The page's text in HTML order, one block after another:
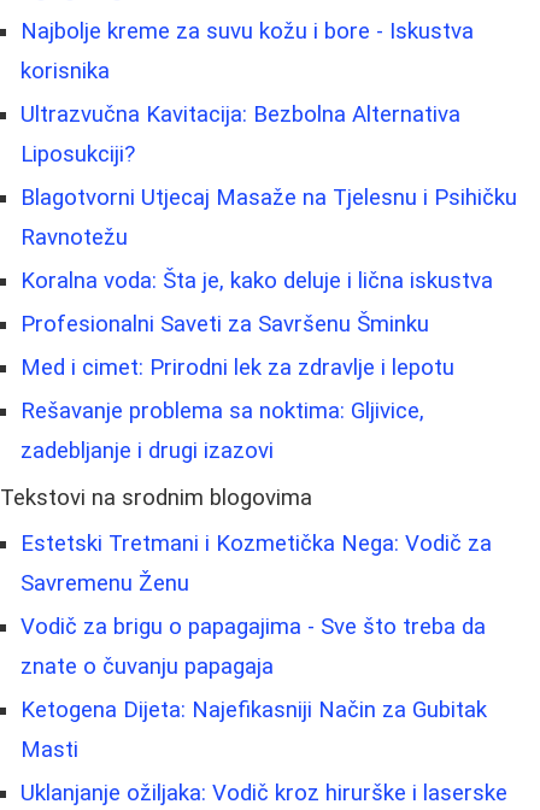
Najbolje kreme za suvu kožu i bore - Iskustva
korisnika
Ultrazvučna Kavitacija: Bezbolna Alternativa
Liposukciji?
Blagotvorni Utjecaj Masaže na Tjelesnu i Psihičku
Ravnotežu
Koralna voda: Šta je, kako deluje i lična iskustva
Profesionalni Saveti za Savršenu Šminku
Med i cimet: Prirodni lek za zdravlje i lepotu
Rešavanje problema sa noktima: Gljivice,
zadebljanje i drugi izazovi
Tekstovi na srodnim blogovima
Estetski Tretmani i Kozmetička Nega: Vodič za
Savremenu Ženu
Vodič za brigu o papagajima - Sve što treba da
znate o čuvanju papagaja
Ketogena Dijeta: Najefikasniji Način za Gubitak
Masti
Uklanjanje ožiljaka: Vodič kroz hirurške i laserske